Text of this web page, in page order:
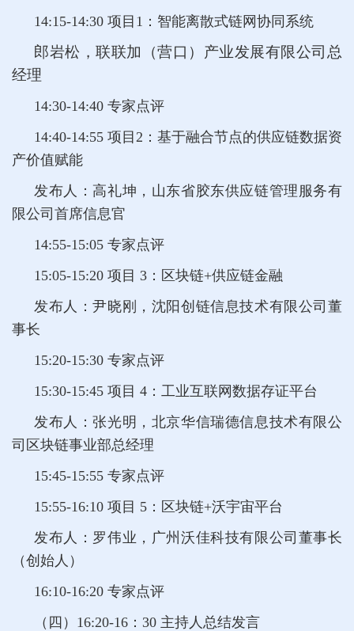
14:15-14:30 项目1：智能离散式链网协同系统
郎岩松，联联加（营口）产业发展有限公司总
经理
14:30-14:40 专家点评
14:40-14:55 项目2：基于融合节点的供应链数据资
产价值赋能
发布人：高礼坤，山东省胶东供应链管理服务有
限公司首席信息官
14:55-15:05 专家点评
15:05-15:20 项目 3：区块链+供应链金融
发布人：尹晓刚，沈阳创链信息技术有限公司董
事长
15:20-15:30 专家点评
15:30-15:45 项目 4：工业互联网数据存证平台
发布人：张光明，北京华信瑞德信息技术有限公
司区块链事业部总经理
15:45-15:55 专家点评
15:55-16:10 项目 5：区块链+沃宇宙平台
发布人：罗伟业，广州沃佳科技有限公司董事长
（创始人）
16:10-16:20 专家点评
（四）16:20-16：30 主持人总结发言